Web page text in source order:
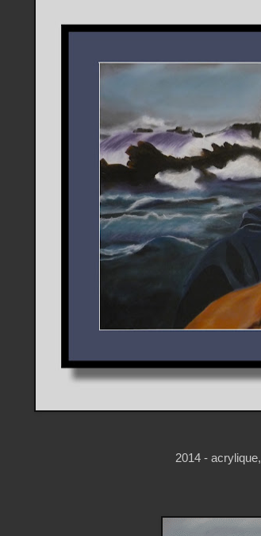
2014 -